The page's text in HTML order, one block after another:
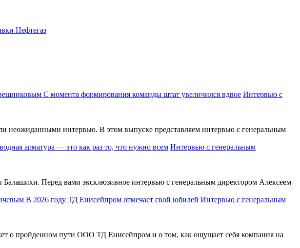
Нефтегаз
Интервью с
неожиданными интервью. В этом выпуске представляем интервью с генеральным
Интервью с генеральным
Перед вами эксклюзивное интервью с генеральным директором Алексеем
Интервью с генеральным
о пройденном пути ООО ТД Енисейпром и о том, как ощущает себя компания на